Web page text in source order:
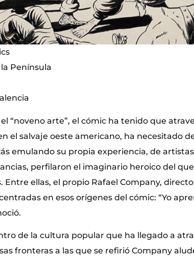
Península
“noveno arte”, el cómic ha tenido que
el salvaje oeste americano, ha necesitado
emulando su propia experiencia, de
perfilaron el imaginario heroico del
Entre ellas, el propio Rafael Company,
en esos orígenes del cómic: “Yo
de la cultura popular que ha llegado a
fronteras a las que se refirió Company